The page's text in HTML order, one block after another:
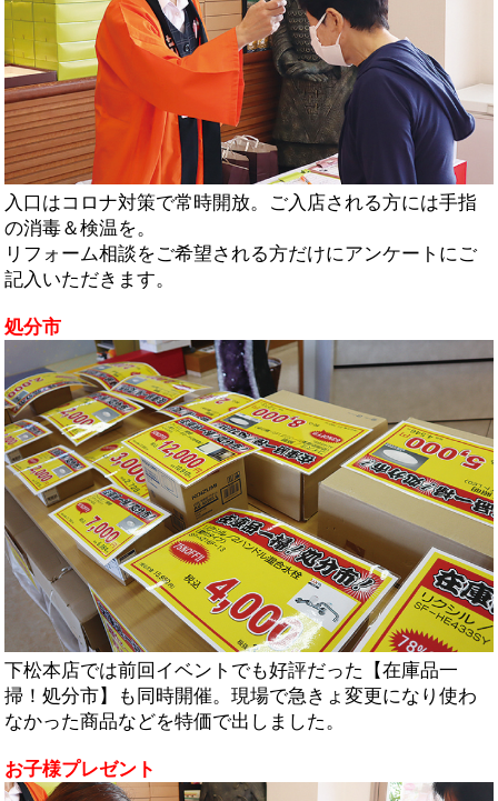
入口はコロナ対策で常時開放。ご入店される方には手指
の消毒＆検温を。
リフォーム相談をご希望される方だけにアンケートにご
記入いただきます。
処分市
下松本店では前回イベントでも好評だった【在庫品一
掃！処分市】も同時開催。現場で急きょ変更になり使わ
なかった商品などを特価で出しました。
お子様プレゼント